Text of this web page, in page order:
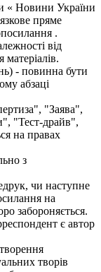
« Новини України
пряме
.
від
- повинна бути
абзаці
"Заява",
"Тест-драйв",
на правах
з
чи наступне
на
забороняється.
є автор
творів